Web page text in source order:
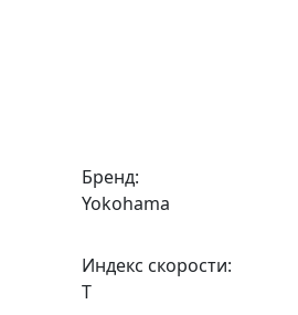
Бренд:
Yokohama
Индекс скорости:
T